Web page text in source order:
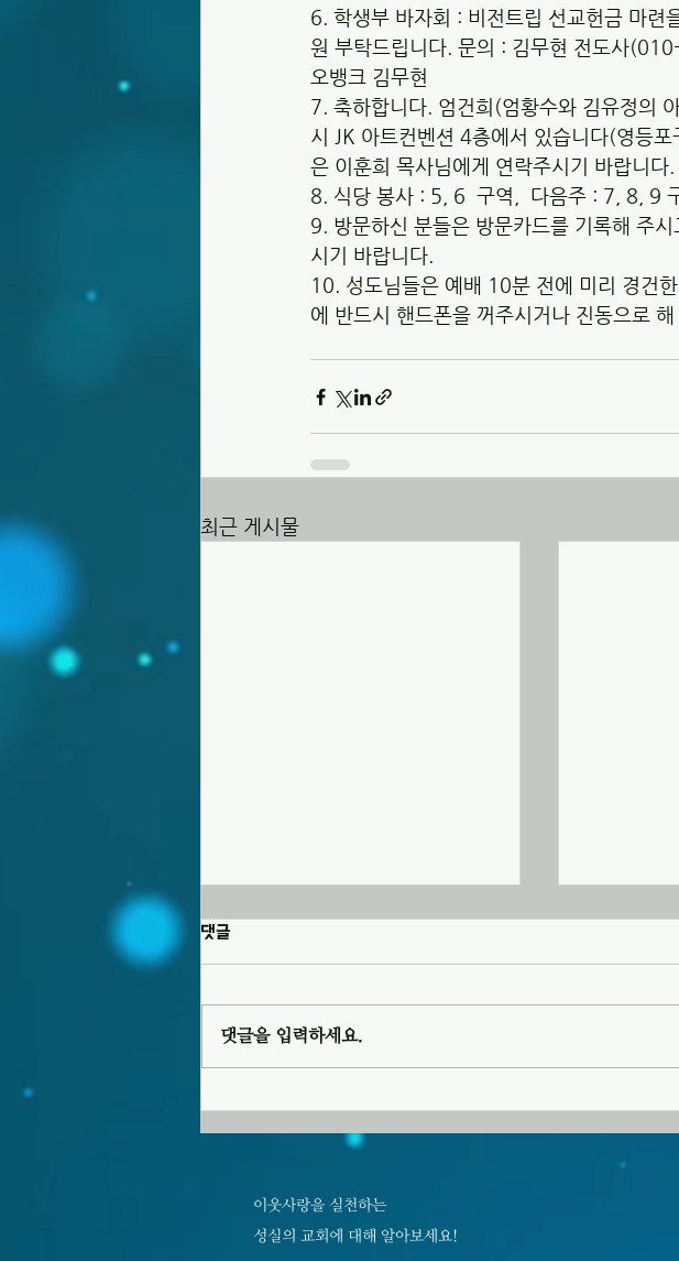
6. 학생부 바자회 : 비전트립 선교헌금 마련
원 부탁드립니다. 문의 : 김무현 전도사
오뱅크 김무현
7. 축하합니다. 엄건희(엄황수와 김유정의
시 JK 아트컨벤션 4층에서 있습니다(영등
은 이훈희 목사님에게 연락주시기 바랍니다.
8. 식당 봉사 : 5, 6  구역,  다음주 : 7, 8, 9
9. 방문하신 분들은 방문카드를 기록해 주
시기 바랍니다.
10. 성도님들은 예배 10분 전에 미리 경건
에 반드시 핸드폰을 꺼주시거나 진동으로 해
최근 게시물
20260808 교회소식
1. 오늘은 광복절 기념 예배로 드립
다. 3. 다음 주일(8월 16일)에는 목
장별 목장 모임이 있습니다. 4. 교회
고자 합니다. 관심 이 있거나 동참하
기 바랍니다. 5, 성
20260802
1. 2026년
호에서 운영
나 동참하
댓글
댓글을 입력하세요.
이웃사랑을 실천하는
성실의 교회에 대해 알아보세요!